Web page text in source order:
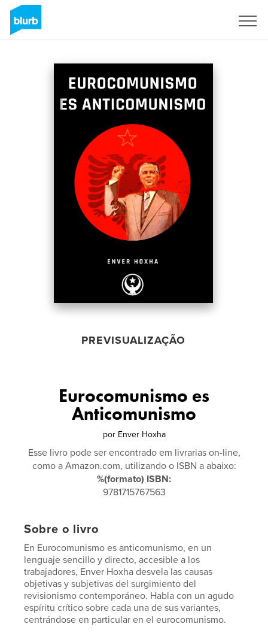
PREVISUALIZAÇÃO
Eurocomunismo es
Anticomunismo
por Enver Hoxha
Esse livro pode ser encontrado em livrarias on-line,
como a Amazon.com, utilizando o ISBN a abaixo:
%(formato) ISBN:
9781715767563
Sobre o livro
En Eurocomunismo es anticomunismo, en un
lenguaje sencillo y directo, accesible a los
trabajadores, Enver Hoxha desvela las causas
objetivas y subjetivas del surgimiento del
revisionismo contemporáneo. Habla con un agudo
espíritu crítico sobre cada una de sus variantes,
centrándose en particular en el eurocomunismo.